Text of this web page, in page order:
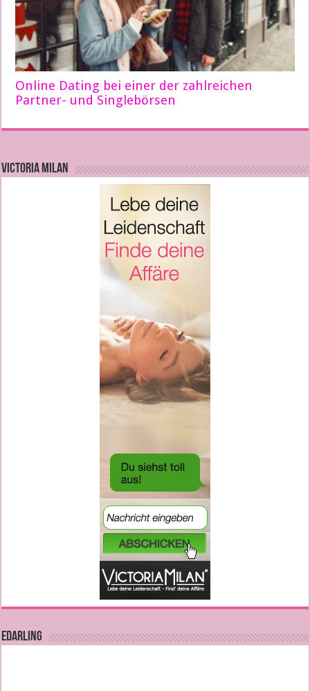
Online Dating bei einer der zahlreichen
Partner- und Singlebörsen
VICTORIA MILAN
EDARLING